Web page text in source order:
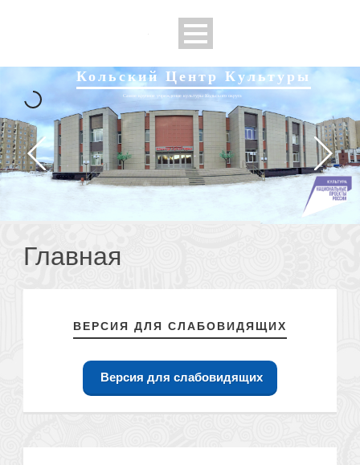
Кольский Центр Культуры
Самое крупное учреждение культуры Кольского округа
Главная
ВЕРСИЯ ДЛЯ СЛАБОВИДЯЩИХ
Версия для слабовидящих